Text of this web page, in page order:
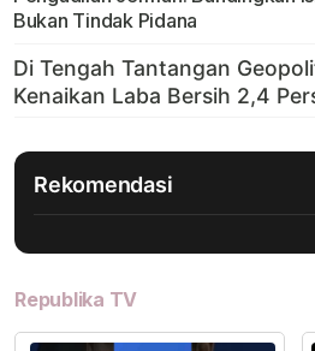
Bukan Tindak Pidana
Rekomendasi
Republika TV